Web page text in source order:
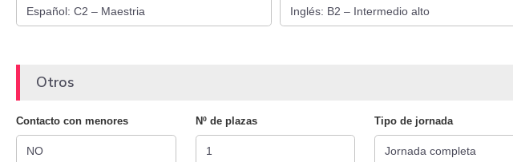
Otros
Contacto con menores Nº de plazas Tipo de jornada